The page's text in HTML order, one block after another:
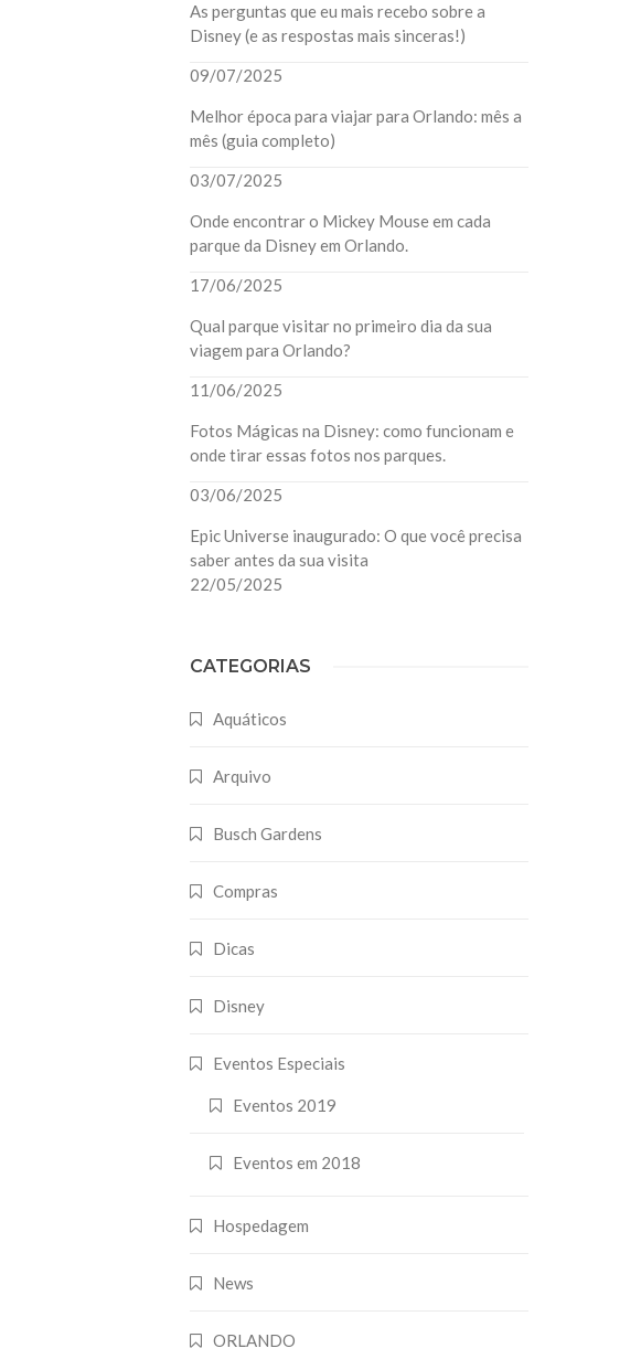
As perguntas que eu mais recebo sobre a
Disney (e as respostas mais sinceras!)
09/07/2025
Melhor época para viajar para Orlando: mês a
mês (guia completo)
03/07/2025
Onde encontrar o Mickey Mouse em cada
parque da Disney em Orlando.
17/06/2025
Qual parque visitar no primeiro dia da sua
viagem para Orlando?
11/06/2025
Fotos Mágicas na Disney: como funcionam e
onde tirar essas fotos nos parques.
03/06/2025
Epic Universe inaugurado: O que você precisa
saber antes da sua visita
22/05/2025
CATEGORIAS
Aquáticos
Arquivo
Busch Gardens
Compras
Dicas
Disney
Eventos Especiais
Eventos 2019
Eventos em 2018
Hospedagem
News
ORLANDO